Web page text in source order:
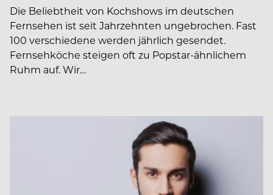
Die Beliebtheit von Kochshows im deutschen
Fernsehen ist seit Jahrzehnten ungebrochen. Fast
100 verschiedene werden jährlich gesendet.
Fernsehköche steigen oft zu Popstar-ähnlichem
Ruhm auf. Wir…